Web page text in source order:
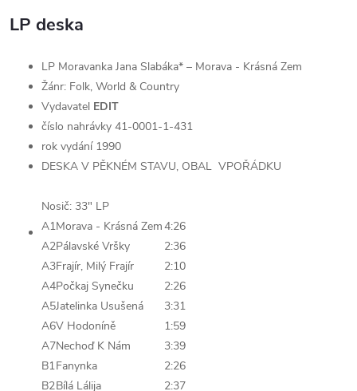
LP deska
LP Moravanka Jana Slabáka* – Morava - Krásná Zem
Žánr: Folk, World & Country
Vydavatel EDIT
číslo nahrávky 41-0001-1-431
rok vydání 1990
DESKA V PĚKNÉM STAVU, OBAL VPOŘÁDKU
Nosič: 33" LP
A1Morava - Krásná Zem4:26
A2Pálavské Vršky
2:36
A3Frajír, Milý Frajír
2:10
A4Počkaj Synečku
2:26
A5Jatelinka Usušená
3:31
A6V Hodoníně
1:59
A7Nechoď K Nám
3:39
B1Fanynka
2:26
B2Bílá Lálija 2:37